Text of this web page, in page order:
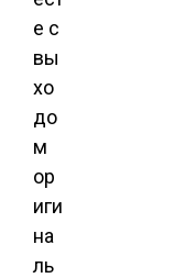
е с
вы
хо
до
м
ор
иги
на
ль